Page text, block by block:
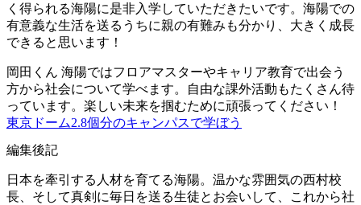
く得られる海陽に是非入学していただきたいです。海陽での
有意義な生活を送るうちに親の有難みも分かり、大きく成長
できると思います！
岡田くん 海陽ではフロアマスターやキャリア教育で出会う
方から社会について学べます。自由な課外活動もたくさん待
っています。楽しい未来を掴むために頑張ってください！
東京ドーム2.8個分のキャンパスで学ぼう
編集後記
日本を牽引する人材を育てる海陽。温かな雰囲気の西村校
長、そして真剣に毎日を送る生徒とお会いして、これから社